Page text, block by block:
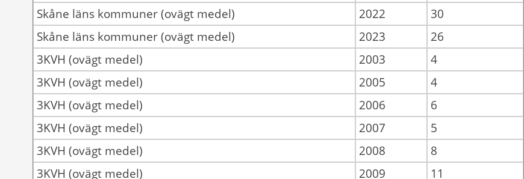
Skåne läns kommuner (ovägt medel)
2022
30
Skåne läns kommuner (ovägt medel)
2023
26
3KVH (ovägt medel)
2003
4
3KVH (ovägt medel)
2005
4
3KVH (ovägt medel)
2006
6
3KVH (ovägt medel)
2007
5
3KVH (ovägt medel)
2008
8
3KVH (ovägt medel)
2009
11